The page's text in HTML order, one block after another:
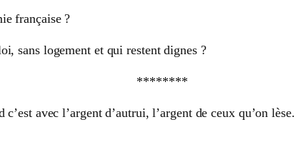
française ?
sans logement et qui restent dignes ?
********
avec l’argent d’autrui, l’argent de ceux qu’on lèse.